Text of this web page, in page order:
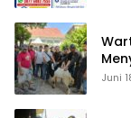
Juni